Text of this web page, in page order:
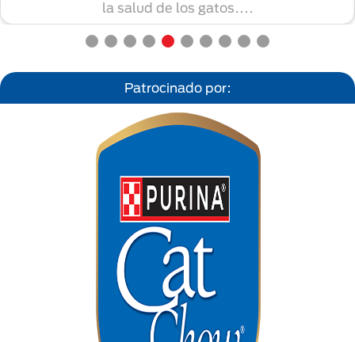
la salud de los gatos....
Patrocinado por: